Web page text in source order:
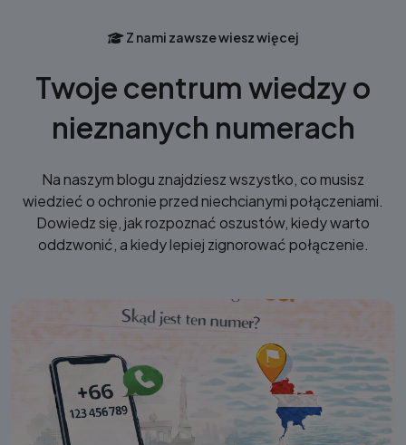
Z nami zawsze wiesz więcej
Twoje centrum wiedzy o
nieznanych numerach
Na naszym blogu znajdziesz wszystko, co musisz
wiedzieć o ochronie przed niechcianymi połączeniami.
Dowiedz się, jak rozpoznać oszustów, kiedy warto
oddzwonić, a kiedy lepiej zignorować połączenie.